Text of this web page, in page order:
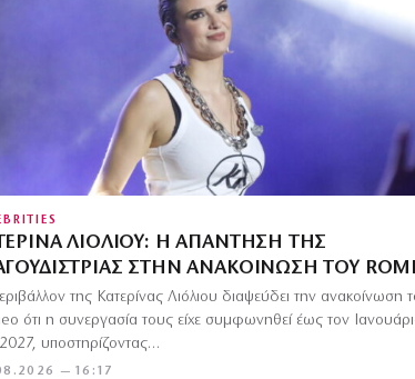
ΛΙΌΛΙΟΥ: Η ΑΠΆΝΤΗΣΗ ΤΗΣ
ΣΤΗΝ ΑΝΑΚΟΊΝΩΣΗ ΤΟΥ
— 16:17
της Κατερίνας Λιόλιου διαψεύδει την ανακοίνωση
ότι η συνεργασία τους είχε συμφωνηθεί έως τον
υποστηρίζοντας…